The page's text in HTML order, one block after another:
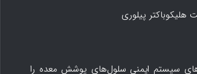
پیلوری
سیستم ایمنی سلول‌های پوشش معده را